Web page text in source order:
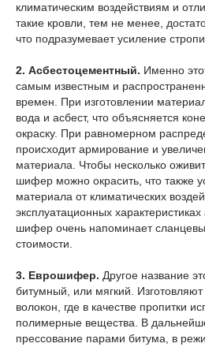
климатическим воздействиям и
такие кровли, тем не менее,
что подразумевает усиление
2. Асбестоцементный. Именно
самым известным и
времен. При изготовлении
вода и асбест, что объясняется
окраску. При равномерном
происходит армирование и
материала. Чтобы несколько
шифер можно окрасить, что также
материала от климатических
эксплуатационных
шифер очень напоминает
стоимости.
3. Еврошифер. Другое название
битумный, или мягкий.
волокон, где в качестве пропитки
полимерные вещества. В
прессование парами битума, в